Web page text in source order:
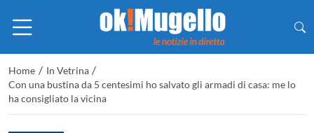
Home / In Vetrina /
Con una bustina da 5 centesimi ho salvato gli armadi di casa: me lo
ha consigliato la vicina